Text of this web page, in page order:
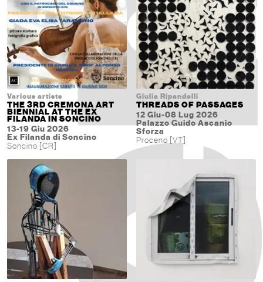
Various artists
THE 3RD CREMONA ART
BIENNIAL AT THE EX
FILANDA IN SONCINO
13-19 Giu 2026
Ex Filanda di Soncino
Soncino [CR]
Giulia Ripandelli
THREADS OF PASSAGES
12 Giu-08 Lug 2026
Palazzo Guido Ascanio
Sforza
Proceno [VT]